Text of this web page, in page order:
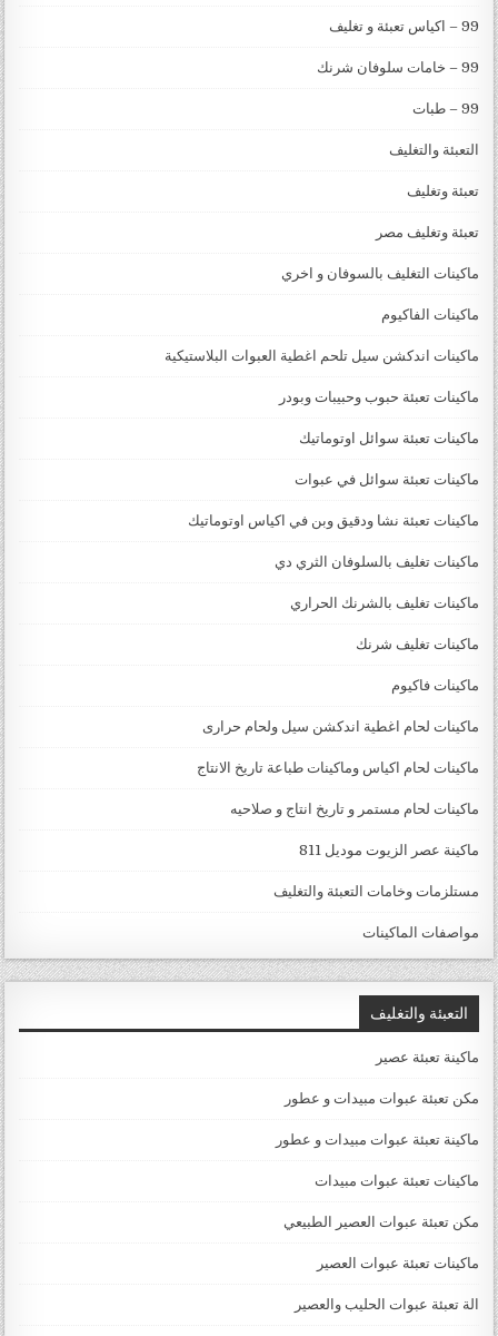
99 – اكياس تعبئة و تغليف
99 – خامات سلوفان شرنك
99 – طبات
التعبئة والتغليف
تعبئة وتغليف
تعبئة وتغليف مصر
ماكينات التغليف بالسوفان و اخري
ماكينات الفاكيوم
ماكينات اندكشن سيل تلحم اغطية العبوات البلاستيكية
ماكينات تعبئة حبوب وحبيبات وبودر
ماكينات تعبئة سوائل اوتوماتيك
ماكينات تعبئة سوائل في عبوات
ماكينات تعبئة نشا ودقيق وبن في اكياس اوتوماتيك
ماكينات تغليف بالسلوفان الثري دي
ماكينات تغليف بالشرنك الحراري
ماكينات تغليف شرنك
ماكينات فاكيوم
ماكينات لحام اغطية اندكشن سيل ولحام حرارى
ماكينات لحام اكياس وماكينات طباعة تاريخ الانتاج
ماكينات لحام مستمر و تاريخ انتاج و صلاحيه
ماكينة عصر الزيوت موديل 811
مستلزمات وخامات التعبئة والتغليف
مواصفات الماكينات
التعبئة والتغليف
ماكينة تعبئة عصير
مكن تعبئة عبوات مبيدات و عطور
ماكينة تعبئة عبوات مبيدات و عطور
ماكينات تعبئة عبوات مبيدات
مكن تعبئة عبوات العصير الطبيعي
ماكينات تعبئة عبوات العصير
الة تعبئة عبوات الحليب والعصير